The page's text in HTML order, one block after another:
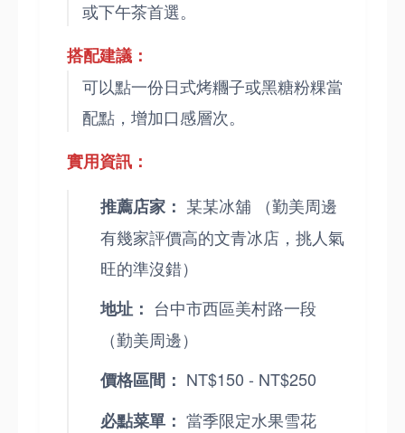
或下午茶首選。
搭配建議：
可以點一份日式烤糰子或黑糖粉粿當
配點，增加口感層次。
實用資訊：
推薦店家： 某某冰舖 （勤美周邊
有幾家評價高的文青冰店，挑人氣
旺的準沒錯）
地址： 台中市西區美村路一段
（勤美周邊）
價格區間： NT$150 - NT$250
必點菜單： 當季限定水果雪花